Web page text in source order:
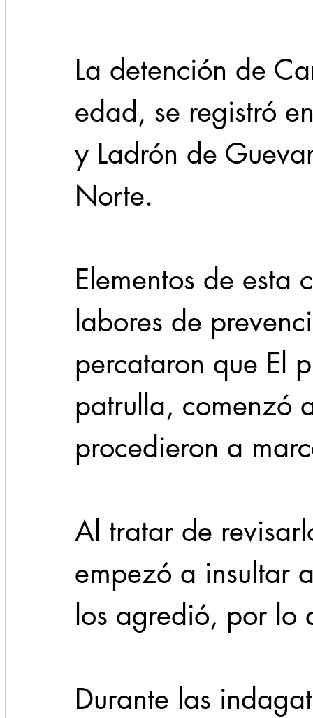
La detención de
edad, se registró
y Ladrón de
Norte.
Elementos de
labores de
percataron que El
patrulla, comenzó
procedieron a
Al tratar de
empezó a insultar
los agredió, por lo
Durante las